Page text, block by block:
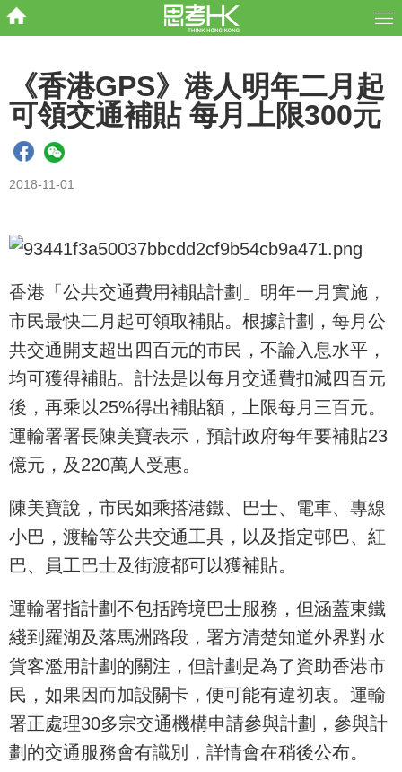
《香港GPS》港人明年二月起
可領交通補貼 每月上限300元
2018-11-01
香港「公共交通費用補貼計劃」明年一月實施，
市民最快二月起可領取補貼。根據計劃，每月公
共交通開支超出四百元的市民，不論入息水平，
均可獲得補貼。計法是以每月交通費扣減四百元
後，再乘以25%得出補貼額，上限每月三百元。
運輸署署長陳美寶表示，預計政府每年要補貼23
億元，及220萬人受惠。
陳美寶說，市民如乘搭港鐵、巴士、電車、專線
小巴，渡輪等公共交通工具，以及指定邨巴、紅
巴、員工巴士及街渡都可以獲補貼。
運輸署指計劃不包括跨境巴士服務，但涵蓋東鐵
綫到羅湖及落馬洲路段，署方清楚知道外界對水
貨客濫用計劃的關注，但計劃是為了資助香港市
民，如果因而加設關卡，便可能有違初衷。運輸
署正處理30多宗交通機構申請參與計劃，參與計
劃的交通服務會有識別，詳情會在稍後公布。